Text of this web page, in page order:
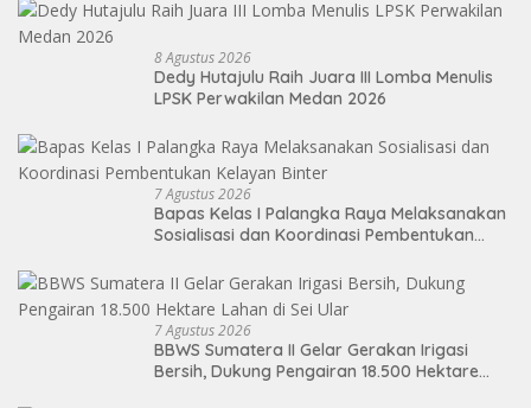
8 Agustus 2026
Dedy Hutajulu Raih Juara III Lomba Menulis
LPSK Perwakilan Medan 2026
7 Agustus 2026
Bapas Kelas I Palangka Raya Melaksanakan
Sosialisasi dan Koordinasi Pembentukan
7 Agustus 2026
BBWS Sumatera II Gelar Gerakan Irigasi
Bersih, Dukung Pengairan 18.500 Hektare